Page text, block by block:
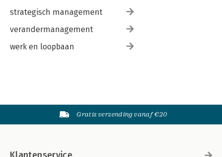
strategisch management
verandermanagement
werk en loopbaan
Gratis verzending vanaf €20